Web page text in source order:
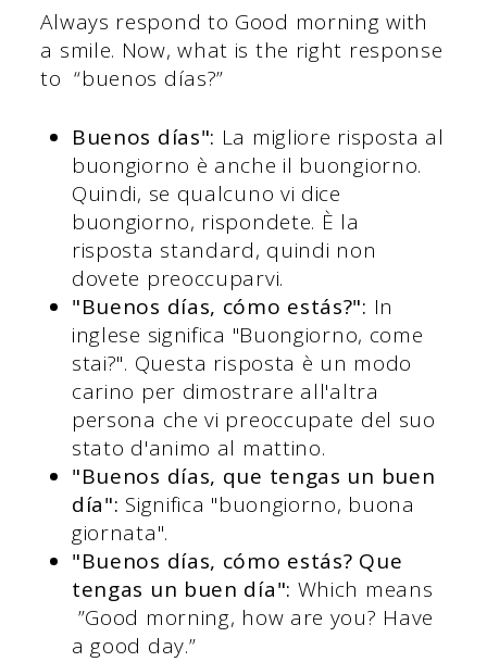
Always respond to Good morning with
a smile. Now, what is the right response
to “buenos días?”
Buenos días": La migliore risposta al
buongiorno è anche il buongiorno.
Quindi, se qualcuno vi dice
buongiorno, rispondete. È la
risposta standard, quindi non
dovete preoccuparvi.
"Buenos días, cómo estás?": In
inglese significa "Buongiorno, come
stai?". Questa risposta è un modo
carino per dimostrare all'altra
persona che vi preoccupate del suo
stato d'animo al mattino.
"Buenos días, que tengas un buen
día": Significa "buongiorno, buona
giornata".
"Buenos días, cómo estás? Que
tengas un buen día": Which means
”Good morning, how are you? Have
a good day.”